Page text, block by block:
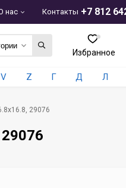
+7 812
нас Контакты
Избранное
V Z Г Д Л
29076